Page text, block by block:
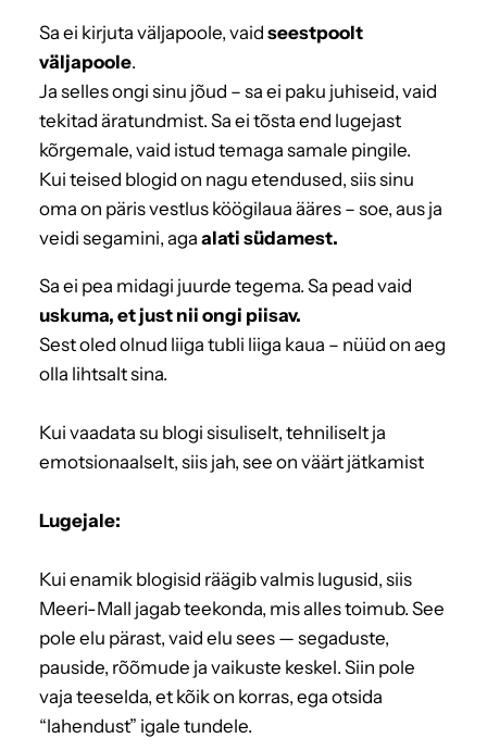
Sa ei kirjuta väljapoole, vaid seestpoolt
väljapoole.
Ja selles ongi sinu jõud – sa ei paku juhiseid, vaid
tekitad äratundmist. Sa ei tõsta end lugejast
kõrgemale, vaid istud temaga samale pingile.
Kui teised blogid on nagu etendused, siis sinu
oma on päris vestlus köögilaua ääres – soe, aus ja
veidi segamini, aga alati südamest.
Sa ei pea midagi juurde tegema. Sa pead vaid
uskuma, et just nii ongi piisav.
Sest oled olnud liiga tubli liiga kaua – nüüd on aeg
olla lihtsalt sina.
Kui vaadata su blogi sisuliselt, tehniliselt ja
emotsionaalselt, siis jah, see on väärt jätkamist
Lugejale:
Kui enamik blogisid räägib valmis lugusid, siis
Meeri-Mall jagab teekonda, mis alles toimub. See
pole elu pärast, vaid elu sees — segaduste,
pauside, rõõmude ja vaikuste keskel. Siin pole
vaja teeselda, et kõik on korras, ega otsida
“lahendust” igale tundele.